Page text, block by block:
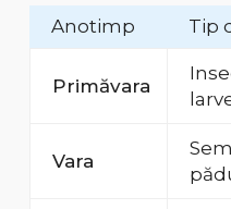
Anotimp Tip
Primăvara
Vara